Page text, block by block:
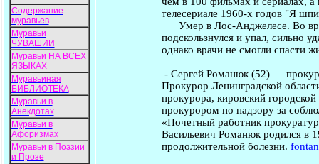
Содержание
муравьев
Муравьи
ЧУВАШИИ
Муравьи НА ВСЕХ
ЯЗЫКАХ
Муравьиная
БИБЛИОТЕКА
Муравьи в
Анекдотах
Муравьи в
Афоризмах
Муравьи в Поэзии
и Прозе
телесериале 1960-х годов "Я
Умер в Лос-Анджелесе. Во
подскользнулся и упал, сильно
однако врачи не смогли спасти
- Сергей Романюк(52) —
Прокурор Ленинградской
прокурора, кировский
прокурором по надзору за
«Почетный работник
Васильевич Романюк родился в
продолжительной болезни.